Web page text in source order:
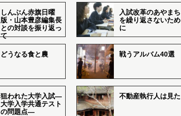
しんぶん赤旗日曜
版・山本豊彦編集長
との対談を振り返っ
て
入試改革のあやまち
を繰り返さないため
に
どうなる食と農 戦うアルバム40選
狙われた大学入試―
大学入学共通テスト
の問題点―
不動産執行人は見た